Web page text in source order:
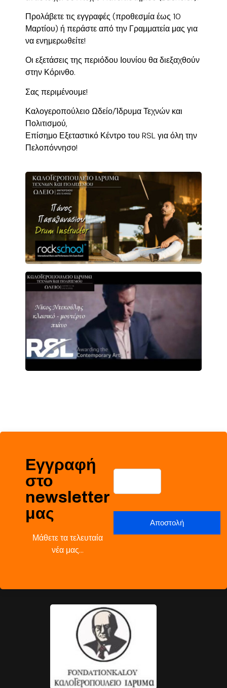
Προλάβετε τις εγγραφές (προθεσμία έως 10
Μαρτίου) ή περάστε από την Γραμματεία μας για
να ενημερωθείτε!
Οι εξετάσεις της περιόδου Ιουνίου θα διεξαχθούν
στην Κόρινθο.
Σας περιμένουμε!
Καλογεροπούλειο Ωδείο/Ίδρυμα Τεχνών και
Πολιτισμού,
Επίσημο Εξεταστικό Κέντρο του RSL για όλη την
Πελοπόννησο!
Εγγραφή
στο
newsletter
μας
Μάθετε τα τελευταία
νέα μας…